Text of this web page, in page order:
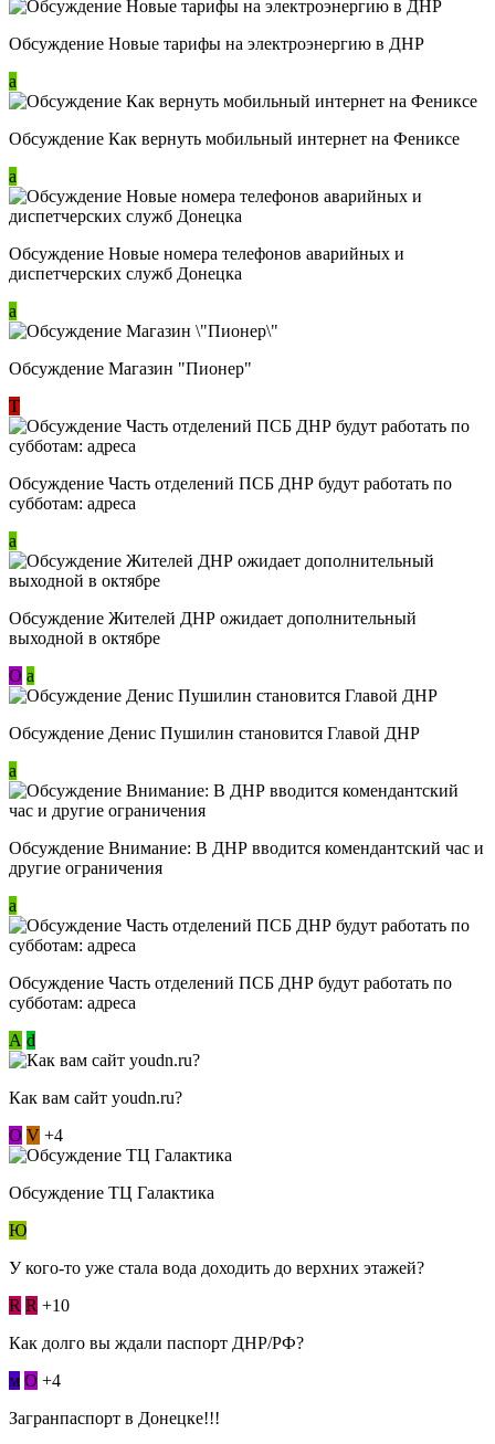
Обсуждение Новые тарифы на электроэнергию в ДНР
a
Обсуждение Как вернуть мобильный интернет на Фениксе
a
Обсуждение Новые номера телефонов аварийных и
диспетчерских служб Донецка
a
Обсуждение Магазин "Пионер"
Т
Обсуждение Часть отделений ПСБ ДНР будут работать по
субботам: адреса
a
Обсуждение Жителей ДНР ожидает дополнительный
выходной в октябре
О a
Обсуждение Денис Пушилин становится Главой ДНР
a
Обсуждение Внимание: В ДНР вводится комендантский час и
другие ограничения
a
Обсуждение Часть отделений ПСБ ДНР будут работать по
субботам: адреса
А d
Как вам сайт youdn.ru?
О V +4
Обсуждение ТЦ Галактика
Ю
У кого-то уже стала вода доходить до верхних этажей?
R R +10
Как долго вы ждали паспорт ДНР/РФ?
м О +4
Загранпаспорт в Донецке!!!